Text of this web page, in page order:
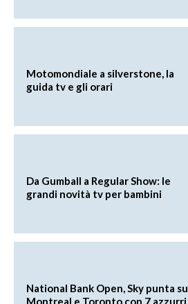
Motomondiale a silverstone, la
guida tv e gli orari
Da Gumball a Regular Show: le
grandi novità tv per bambini
National Bank Open, Sky punta su
Montreal e Toronto con 7 azzurri